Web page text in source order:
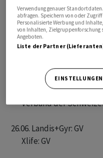
       Lastminute: GV
25.06. Carlo Gavazzi:
Asut Swiss
IWF:
       Lem: GV
       Mindmaze: GV
Verband der
26.06. Landis+Gyr: GV
       Xlife: GV
Verwendung genauer
abfragen. Speichern von oder
Personalisierte Werbung und
von Inhalten, Zielgruppenforschung
Angeboten.
Liste der Partner
EINSTELLUNGEN